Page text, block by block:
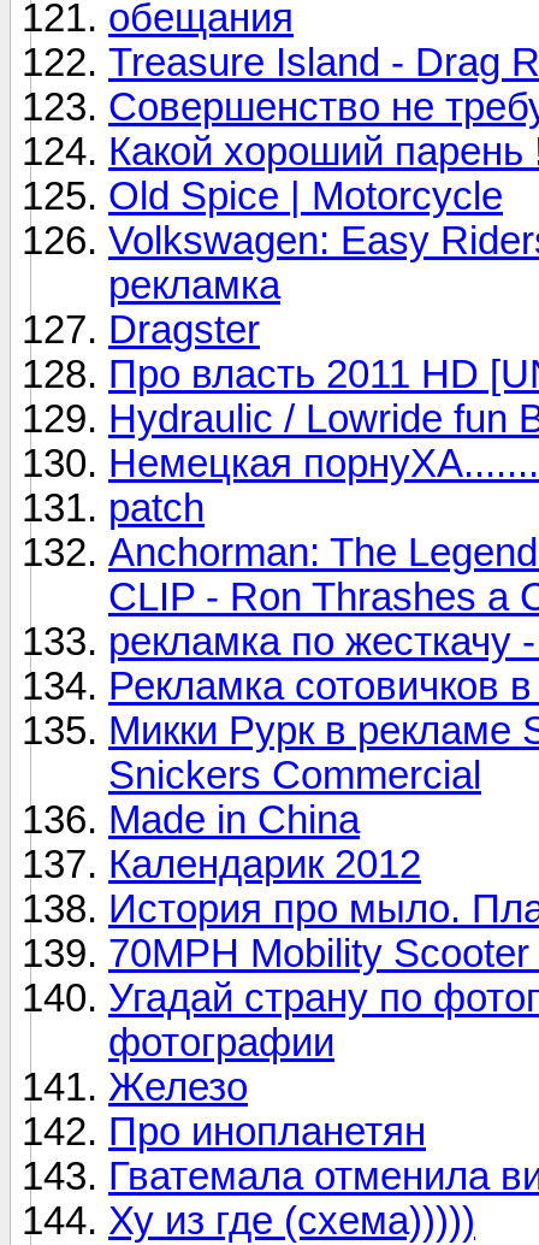
обещания
Treasure Island - Drag
Совершенство не
Какой хороший парень
Old Spice | Motorcycle
Volkswagen: Easy
рекламка
Dragster
Про власть 2011 HD
Hydraulic / Lowride fun
Немецкая
patch
Anchorman: The
CLIP - Ron Thrashes a
рекламка по жесткачу
Рекламка сотовичков
Микки Рурк в рекламе
Snickers Commercial
Made in China
Календарик 2012
История про мыло.
70MPH Mobility
Угадай страну по
фотографии
Железо
Про инопланетян
Гватемала отменила
Ху из где (схема)))))